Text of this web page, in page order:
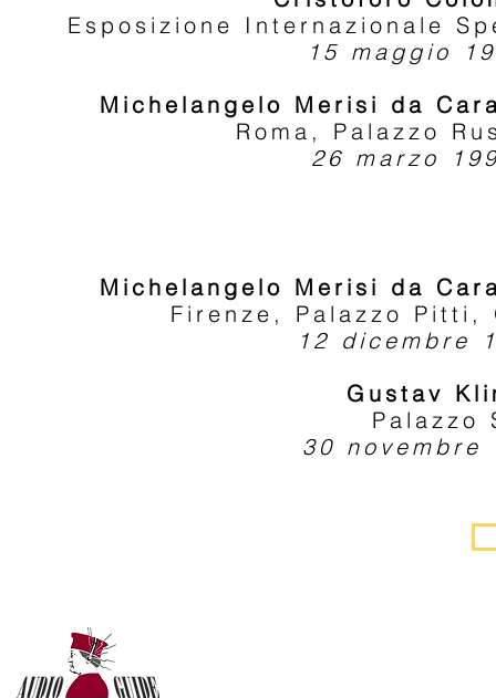
Esposizione Internazionale
15 maggio
Michelangelo Merisi da
Roma, Palazzo
26 marzo
Michelangelo Merisi da
Firenze, Palazzo Pitti,
12 dicembre
Gustav
Palazzo
30 novembre